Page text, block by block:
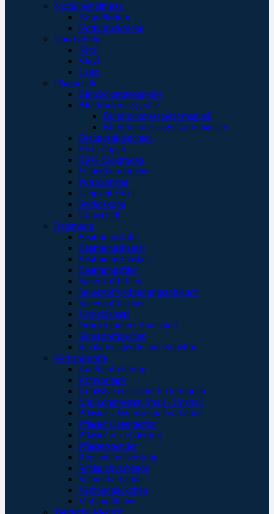
Notfallbehältnisse
Ampullarium
Notfallrucksäcke
Handschuhe
Nitril
Vinyl
Latex
Diagnostik
Blutzuckermessgeräte
Blutdruckmessgeräte
Blutdruckmessgerät manuell
Blutdruckmessgerät automatisch
Diagnostikleuchten
EKG Papier
EKG Elektroden
Fieberthermometer
Pulsoximeter
Langzeit EKG
Stethoskope
Ultraschall
Beatmung
Beatmungshilfe
Beatmungsbeutel
Beatmungsmasken
Beatmungsfilter
Sauerstoffbrillen
Sauerstoffverbindungsschlauch
Sauerstoffmasken
Verneblersets
Druckminderer Sauerstoff
Sauerstofftaschen
Inhalationsgeräte und Zubehör
Verbandstoffe
Kanülenfixierung
Kinesoptape
Kohäsive elastische Fixierbinden
Mullkompressen Steril / Unsteril
Pflaster – Wundschnellverbände
Pflaster Detektierbar
Pflaster zur Fixierung
Pflasterspender
Replantatversorgung
Schlauchverbände
Schnellverbände
Verbandpäckchen
Verbandtücher
Taktische Medizin